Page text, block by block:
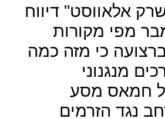
אלאווסט" דיווח
מפי מקורות
כי מזה כמה
מנגנוני
חמאס מסע
נגד הזרמים